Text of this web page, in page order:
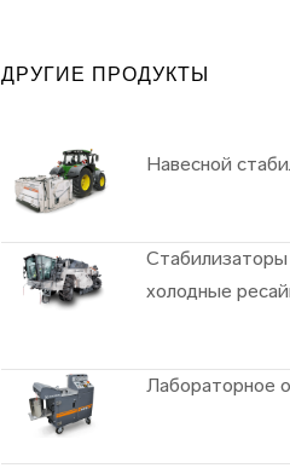
ДРУГИЕ ПРОДУКТЫ
Навесной
Cтабилизаторы
xолодные
Лабораторное